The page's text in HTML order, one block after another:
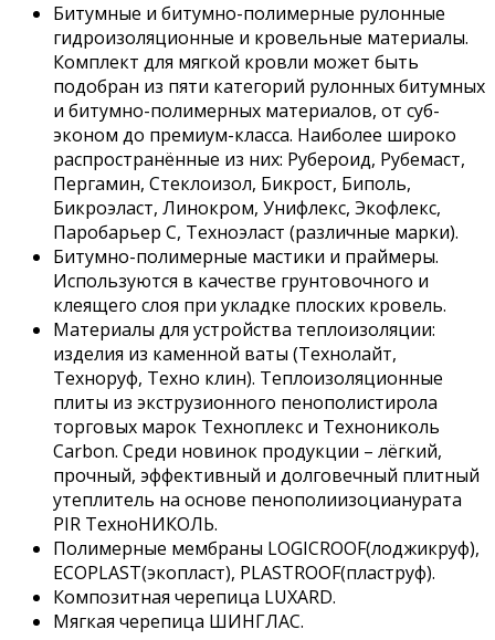
Битумные и битумно-полимерные рулонные
гидроизоляционные и кровельные материалы.
Комплект для мягкой кровли может быть
подобран из пяти категорий рулонных битумных
и битумно-полимерных материалов, от суб-
эконом до премиум-класса. Наиболее широко
распространённые из них: Рубероид, Рубемаст,
Пергамин, Стеклоизол, Бикрост, Биполь,
Бикроэласт, Линокром, Унифлекс, Экофлекс,
Паробарьер С, Техноэласт (различные марки).
Битумно-полимерные мастики и праймеры.
Используются в качестве грунтовочного и
клеящего слоя при укладке плоских кровель.
Материалы для устройства теплоизоляции:
изделия из каменной ваты (Технолайт,
Техноруф, Техно клин). Теплоизоляционные
плиты из экструзионного пенополистирола
торговых марок Техноплекс и Технониколь
Carbon. Среди новинок продукции – лёгкий,
прочный, эффективный и долговечный плитный
утеплитель на основе пенополиизоцианурата
PIR ТехноНИКОЛЬ.
Полимерные мембраны LOGICROOF(лоджикруф),
ECOPLAST(экопласт), PLASTROOF(пластруф).
Композитная черепица LUXARD.
Мягкая черепица ШИНГЛАС.